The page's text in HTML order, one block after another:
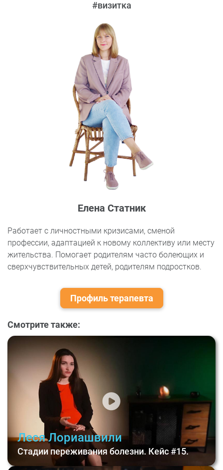
#визитка
Елена Статник
Работает с личностными кризисами, сменой
профессии, адаптацией к новому коллективу или месту
жительства. Помогает родителям часто болеющих и
сверхчувствительных детей, родителям подростков.
Профиль терапевта
Смотрите также:
Леся Лориашвили
Стадии переживания болезни. Кейс #15.